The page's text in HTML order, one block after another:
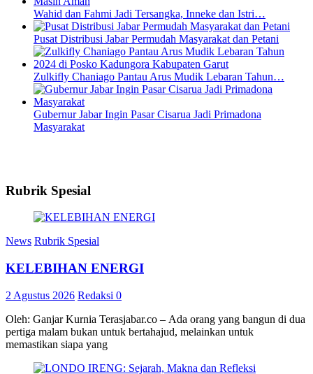
Wahid dan Fahmi Jadi Tersangka, Inneke dan Istri…
Pusat Distribusi Jabar Permudah Masyarakat dan Petani
Zulkifly Chaniago Pantau Arus Mudik Lebaran Tahun…
Gubernur Jabar Ingin Pasar Cisarua Jadi Primadona
Masyarakat
Rubrik Spesial
News Rubrik Spesial
KELEBIHAN ENERGI
2 Agustus 2026 Redaksi 0
Oleh: Ganjar Kurnia Terasjabar.co – Ada orang yang bangun di dua
pertiga malam bukan untuk bertahajud, melainkan untuk
memastikan siapa yang